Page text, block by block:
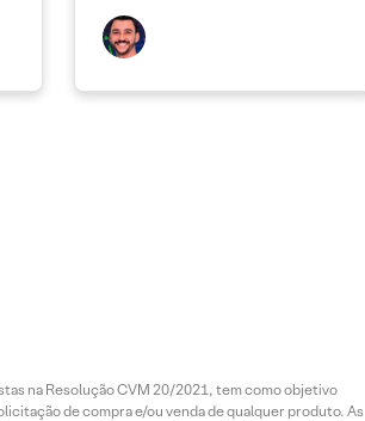
na Resolução CVM 20/2021, tem como objetivo
de compra e/ou venda de qualquer produto. As